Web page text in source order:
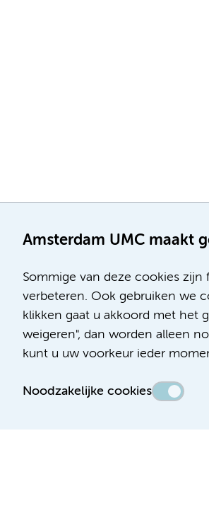
Amsterdam UMC maakt
Sommige van deze cookies
verbeteren. Ook gebruiken we
klikken gaat u akkoord met het
weigeren", dan worden alleen
kunt u uw voorkeur ieder
Noodzakelijke cookies
Meibergdreef 9
1105 AZ Amsterdam
Telefoon:
De Boelelaan
1081 HV
Telefoon: